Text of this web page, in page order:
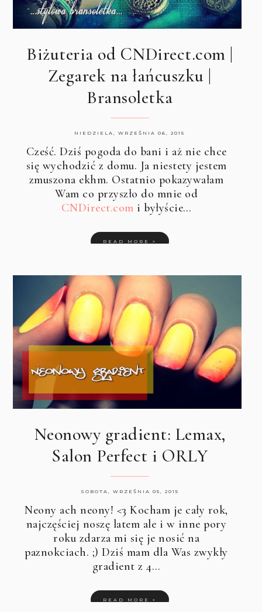
Biżuteria od CNDirect.com |
Zegarek na łańcuszku |
Bransoletka
NIEDZIELA, WRZEŚNIA 06, 2015
Cześć. Dziś pogoda do bani i aż nie chce
się wychodzić z domu. Ja niestety jestem
zmuszona ekhm. Ostatnio pokazywałam
Wam co przyszło do mnie od
CNDirect.com i byłyście…
READ MORE »
Neonowy gradient: Lemax,
Salon Perfect i ORLY
SOBOTA, WRZEŚNIA 05, 2015
Neony ach neony! <3 Kocham je cały rok,
najczęściej noszę latem ale i w inne pory
roku zdarza mi się je nosić na
paznokciach. ;) Dziś mam dla Was zwykły
gradient z 4…
READ MORE »